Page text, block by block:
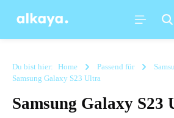
springen
Du bist hier: Home Passend für
Samsung Galaxy S23 Ultra
Samsung Galaxy S23